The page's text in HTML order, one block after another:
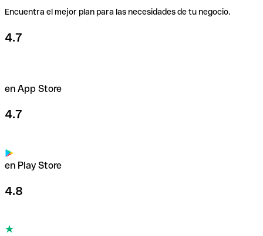
Usa nuestras tarjetas
Encuentra el mejor plan para las necesidades de tu negocio.
4.7
en App Store
4.7
en Play Store
4.8